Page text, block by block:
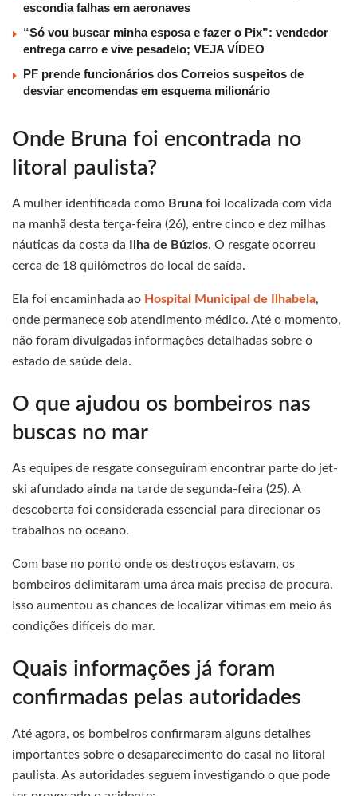
escondia falhas em aeronaves
“Só vou buscar minha esposa e fazer o Pix”: vendedor
entrega carro e vive pesadelo; VEJA VÍDEO
PF prende funcionários dos Correios suspeitos de
desviar encomendas em esquema milionário
Onde Bruna foi encontrada no
litoral paulista?
A mulher identificada como Bruna foi localizada com vida
na manhã desta terça-feira (26), entre cinco e dez milhas
náuticas da costa da
Ilha de Búzios. O resgate ocorreu
cerca de 18 quilômetros do local de saída.
Ela foi encaminhada ao Hospital Municipal de Ilhabela,
onde permanece sob atendimento médico. Até o momento,
não foram divulgadas informações detalhadas sobre o
estado de saúde dela.
O que ajudou os bombeiros nas
buscas no mar
As equipes de resgate conseguiram encontrar parte do jet-
ski afundado ainda na tarde de segunda-feira (25). A
descoberta foi considerada essencial para direcionar os
trabalhos no oceano.
Com base no ponto onde os destroços estavam, os
bombeiros delimitaram uma área mais precisa de procura.
Isso aumentou as chances de localizar vítimas em meio às
condições difíceis do mar.
Quais informações já foram
confirmadas pelas autoridades
Até agora, os bombeiros confirmaram alguns detalhes
importantes sobre o desaparecimento do casal no litoral
paulista. As autoridades seguem investigando o que pode